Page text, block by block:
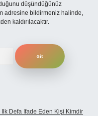
düşündüğünüz
adresine bildirmeniz halinde,
kaldırılacaktır.
Defa Ifade Eden Kişi Kimdir